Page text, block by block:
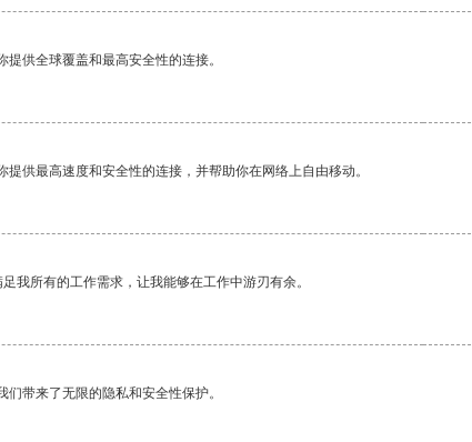
供全球覆盖和最高安全性的连接。
供最高速度和安全性的连接，并帮助你在网络上自由移动。
我所有的工作需求，让我能够在工作中游刃有余。
带来了无限的隐私和安全性保护。